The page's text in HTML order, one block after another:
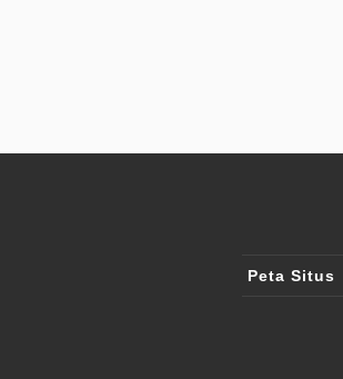
Peta Situs